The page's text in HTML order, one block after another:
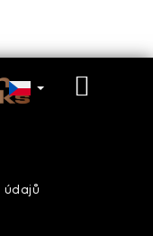
údajů